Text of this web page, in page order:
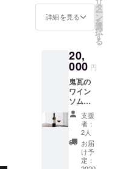
いぶり
がっこ
は本当
におい
す！ 併
せてお
礼のお
手紙を
送付さ
せてい
ただき
ます。
発送は
８月後
半を予
定して
詳細を見る
タ
ー
ン
を
選
択
す
る
20,
000 円
鬼瓦の
ワイン
ソムリ
エによ
る厳選
したワ
インを
１本厳
選し お
支援
者：
2人
お届
け予
定：